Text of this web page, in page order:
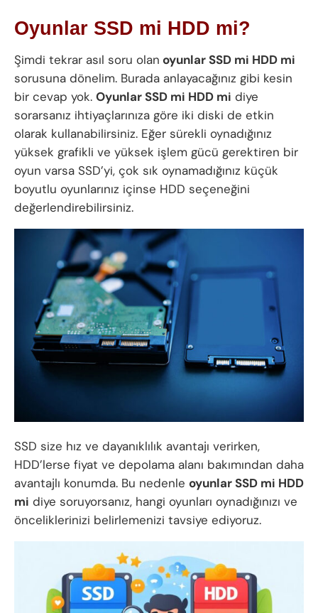
Oyunlar SSD mi HDD mi?
Şimdi tekrar asıl soru olan oyunlar SSD mi HDD mi
sorusuna dönelim. Burada anlayacağınız gibi kesin
bir cevap yok. Oyunlar SSD mi HDD mi diye
sorarsanız ihtiyaçlarınıza göre iki diski de etkin
olarak kullanabilirsiniz. Eğer sürekli oynadığınız
yüksek grafikli ve yüksek işlem gücü gerektiren bir
oyun varsa SSD’yi, çok sık oynamadığınız küçük
boyutlu oyunlarınız içinse HDD seçeneğini
değerlendirebilirsiniz.
SSD size hız ve dayanıklılık avantajı verirken,
HDD’lerse fiyat ve depolama alanı bakımından daha
avantajlı konumda. Bu nedenle oyunlar SSD mi HDD
mi diye soruyorsanız, hangi oyunları oynadığınızı ve
önceliklerinizi belirlemenizi tavsiye ediyoruz.